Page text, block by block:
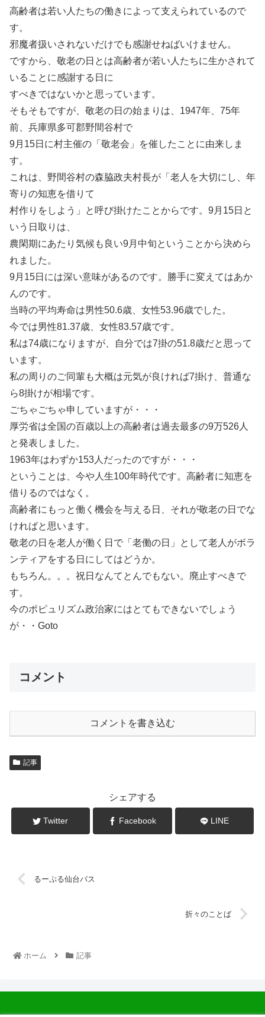
高齢者は若い人たちの働きによって支えられているので
す。
邪魔者扱いされないだけでも感謝せねばいけません。
ですから、敬老の日とは高齢者が若い人たちに生かされて
いることに感謝する日に
すべきではないかと思っています。
そもそもですが、敬老の日の始まりは、1947年、75年
前、兵庫県多可郡野間谷村で
9月15日に村主催の「敬老会」を催したことに由来しま
す。
これは、野間谷村の森脇政夫村長が「老人を大切にし、年
寄りの知恵を借りて
村作りをしよう」と呼び掛けたことからです。9月15日と
いう日取りは、
農閑期にあたり気候も良い9月中旬ということから決めら
れました。
9月15日には深い意味があるのです。勝手に変えてはあか
んのです。
当時の平均寿命は男性50.6歳、女性53.96歳でした。
今では男性81.37歳、女性83.57歳です。
私は74歳になりますが、自分では7掛の51.8歳だと思って
います。
私の周りのご同輩も大概は元気が良ければ7掛け、普通な
ら8掛けが相場です。
ごちゃごちゃ申していますが・・・
厚労省は全国の百歳以上の高齢者は過去最多の9万526人
と発表しました。
1963年はわずか153人だったのですが・・・
ということは、今や人生100年時代です。高齢者に知恵を
借りるのではなく。
高齢者にもっと働く機会を与える日、それが敬老の日でな
ければと思います。
敬老の日を老人が働く日で「老働の日」として老人がボラ
ンティアをする日にしてはどうか。
もちろん。。。祝日なんてとんでもない。廃止すべきで
す。
今のポピュリズム政治家にはとてもできないでしょう
が・・Goto
コメント
コメントを書き込む
記事
シェアする
Twitter Facebook LINE
るーぷる仙台バス
折々のことば
ホーム 記事